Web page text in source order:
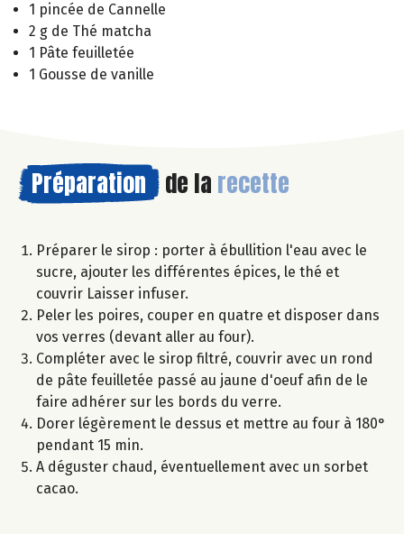
1 pincée de Cannelle
2 g de Thé matcha
1 Pâte feuilletée
1 Gousse de vanille
Préparation de la recette
Préparer le sirop : porter à ébullition l'eau avec le
sucre, ajouter les différentes épices, le thé et
couvrir Laisser infuser.
Peler les poires, couper en quatre et disposer dans
vos verres (devant aller au four).
Compléter avec le sirop filtré, couvrir avec un rond
de pâte feuilletée passé au jaune d'oeuf afin de le
faire adhérer sur les bords du verre.
Dorer légèrement le dessus et mettre au four à 180°
pendant 15 min.
A déguster chaud, éventuellement avec un sorbet
cacao.